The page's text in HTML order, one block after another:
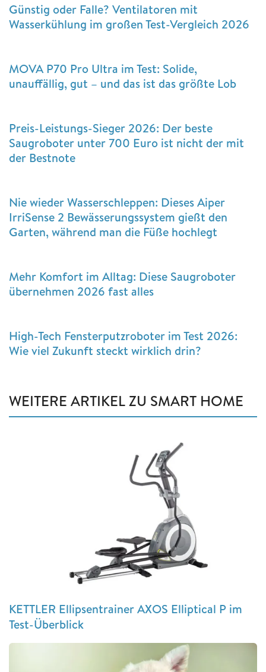
Günstig oder Falle? Ventilatoren mit
Wasserkühlung im großen Test-Vergleich 2026
MOVA P70 Pro Ultra im Test: Solide,
unauffällig, gut – und das ist das größte Lob
Preis-Leistungs-Sieger 2026: Der beste
Saugroboter unter 700 Euro ist nicht der mit
der Bestnote
Nie wieder Wasserschleppen: Dieses Aiper
IrriSense 2 Bewässerungssystem gießt den
Garten, während man die Füße hochlegt
Mehr Komfort im Alltag: Diese Saugroboter
übernehmen 2026 fast alles
High-Tech Fensterputzroboter im Test 2026:
Wie viel Zukunft steckt wirklich drin?
WEITERE ARTIKEL ZU SMART HOME
KETTLER Ellipsentrainer AXOS Elliptical P im
Test-Überblick